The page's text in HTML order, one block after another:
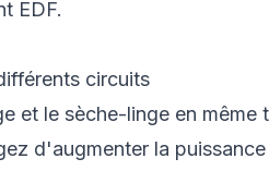
EDF.
circuits
et le sèche-linge en même
d'augmenter la